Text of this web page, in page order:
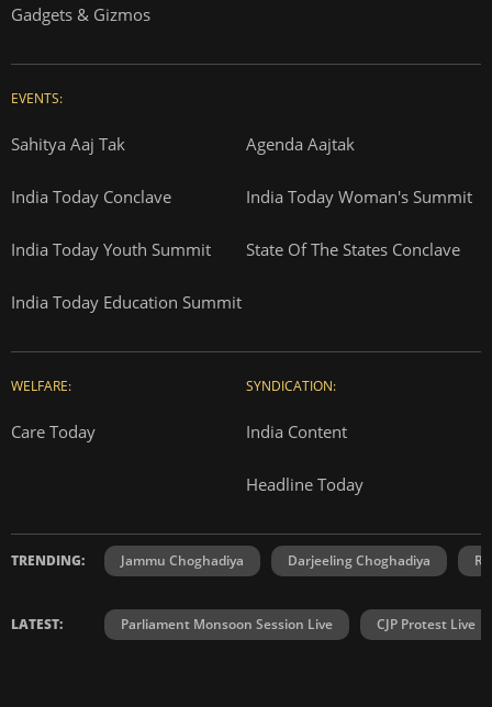
Gadgets & Gizmos
EVENTS:
Sahitya Aaj Tak Agenda Aajtak
India Today Conclave India Today Woman's Summit
India Today Youth Summit State Of The States Conclave
India Today Education Summit
WELFARE:
Care Today
SYNDICATION:
India Content
Headline Today
TRENDING: Jammu Choghadiya Darjeeling Choghadiya
LATEST: Parliament Monsoon Session Live CJP Protest Live